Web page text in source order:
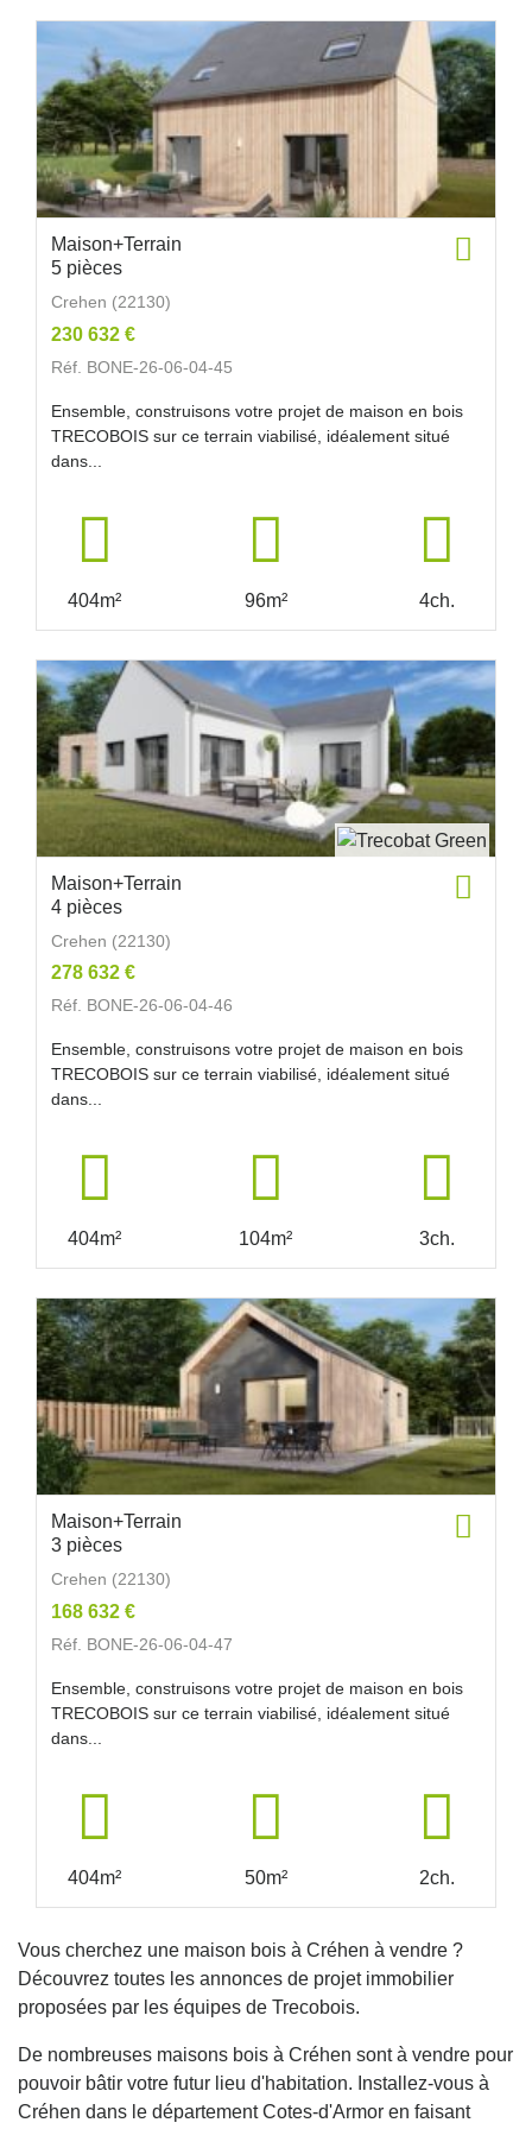
Maison+Terrain
5 pièces
Crehen (22130)
230 632 €
Réf. BONE-26-06-04-45
Ensemble, construisons votre projet de maison en bois
TRECOBOIS sur ce terrain viabilisé, idéalement situé
dans...
404m² 96m² 4ch.
Maison+Terrain
4 pièces
Crehen (22130)
278 632 €
Réf. BONE-26-06-04-46
Ensemble, construisons votre projet de maison en bois
TRECOBOIS sur ce terrain viabilisé, idéalement situé
dans...
404m² 104m² 3ch.
Maison+Terrain
3 pièces
Crehen (22130)
168 632 €
Réf. BONE-26-06-04-47
Ensemble, construisons votre projet de maison en bois
TRECOBOIS sur ce terrain viabilisé, idéalement situé
dans...
404m² 50m² 2ch.
Vous cherchez une maison bois à Créhen à vendre ?
Découvrez toutes les annonces de projet immobilier
proposées par les équipes de Trecobois.
De nombreuses maisons bois à Créhen sont à vendre pour
pouvoir bâtir votre futur lieu d'habitation. Installez-vous à
Créhen dans le département Cotes-d'Armor en faisant